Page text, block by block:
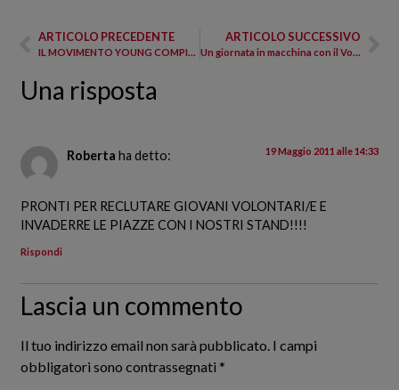
ARTICOLO PRECEDENTE
IL MOVIMENTO YOUNG COMPIE UN ANNO!!!
ARTICOLO SUCCESSIVO
Un giornata in macchina con il Volontario
Una risposta
Roberta ha detto: 19 Maggio 2011 alle 14:33
PRONTI PER RECLUTARE GIOVANI VOLONTARI/E E
INVADERRE LE PIAZZE CON I NOSTRI STAND!!!!
Rispondi
Lascia un commento
Il tuo indirizzo email non sarà pubblicato. I campi
obbligatori sono contrassegnati *